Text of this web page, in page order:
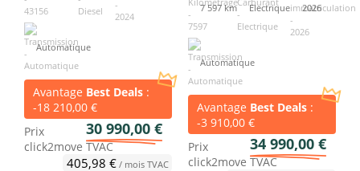
Automatique
Avantage Best Deals :
-18 210,00 €
Prix
click2move
30 990,00 €
TVAC
405,98 €/ mois TVAC
7 597 km Electrique 2026
Automatique
Avantage Best Deals :
-3 910,00 €
Prix
click2move
34 990,00 €
TVAC